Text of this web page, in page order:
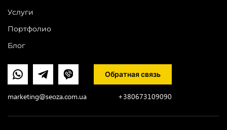
Услуги
Портфолио
Блог
Обратная связь
marketing@seoza.com.ua +380673109090